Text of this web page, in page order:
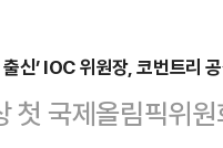
신’ IOC 위원장, 코번트리
첫 국제올림픽위